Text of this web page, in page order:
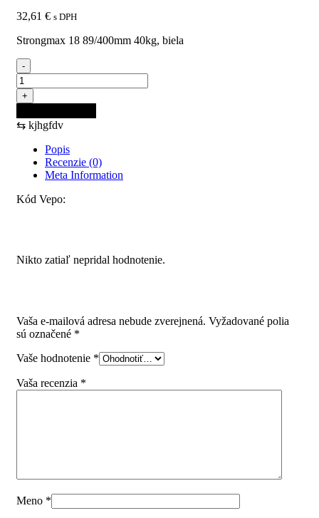
32,61 € s DPH
Strongmax 18 89/400mm 40kg, biela
-
množstvo
StrongMax
18
89/400mm
40kg,
+
⇆ kjhgfdv
Popis
Recenzie (0)
Meta Information
Kód Vepo:
Nikto zatiaľ nepridal hodnotenie.
Vaša e-mailová adresa nebude zverejnená. Vyžadované polia
sú označené *
Vaše hodnotenie *
Vaša recenzia *
Meno *